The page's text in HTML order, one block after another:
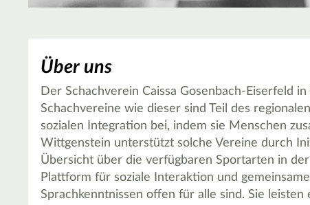
Über uns
Der Schachverein Caissa Gosenbach-Eiserfeld
Schachvereine wie dieser sind Teil des
sozialen Integration bei, indem sie Menschen
Wittgenstein unterstützt solche Vereine durch
Übersicht über die verfügbaren Sportarten in
Plattform für soziale Interaktion und
Sprachkenntnissen offen für alle sind. Sie